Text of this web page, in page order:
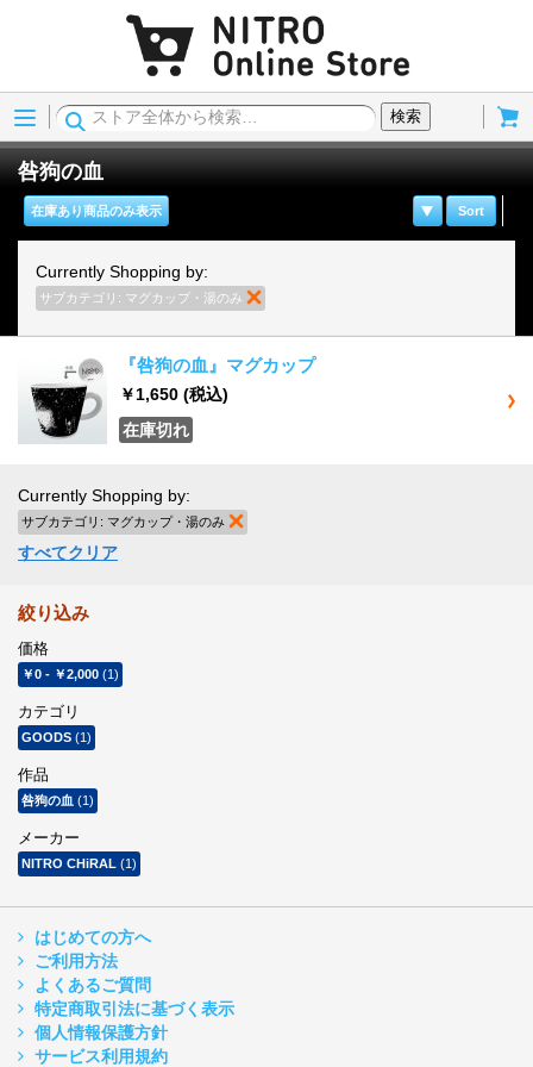
Menu
検索
咎狗の血
Sort
在庫あり商品のみ表示
Currently Shopping by:
サブカテゴリ: マグカップ・湯のみ
『咎狗の血』マグカップ
￥1,650 (税込)
在庫切れ
Currently Shopping by:
サブカテゴリ: マグカップ・湯のみ
すべてクリア
絞り込み
価格
￥0 - ￥2,000 (1)
カテゴリ
GOODS (1)
作品
咎狗の血 (1)
メーカー
NITRO CHiRAL (1)
はじめての方へ
ご利用方法
よくあるご質問
特定商取引法に基づく表示
個人情報保護方針
サービス利用規約